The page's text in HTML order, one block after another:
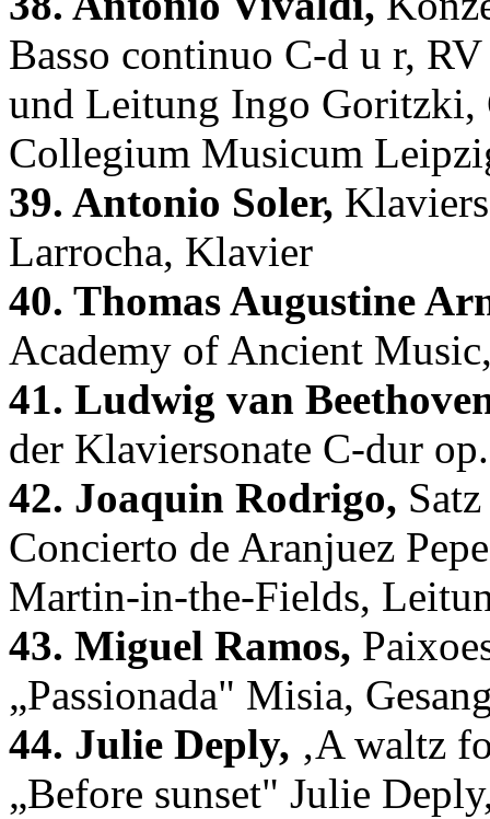
Basso continuo C-d u r,
und Leitung Ingo Goritzki,
Collegium Musicum
39. Antonio Soler,
Larrocha, Klavier
40. Thomas Augustine
Academy of Ancient
41. Ludwig van
der Klaviersonate C-dur
42. Joaquin Rodrigo,
Concierto de Aranjuez
Martin-in-the-Fields,
43. Miguel Ramos,
„Passionada" Misia,
44. Julie Deply, ‚A waltz
„Before sunset" Julie